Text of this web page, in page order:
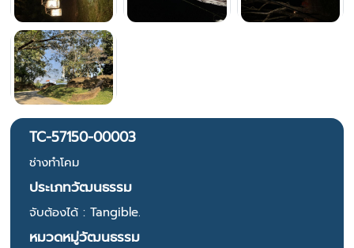
TC-57150-00003
ช่างทำโคม
ประเภทวัฒนธรรม
จับต้องได้ : Tangible.
หมวดหมู่วัฒนธรรม